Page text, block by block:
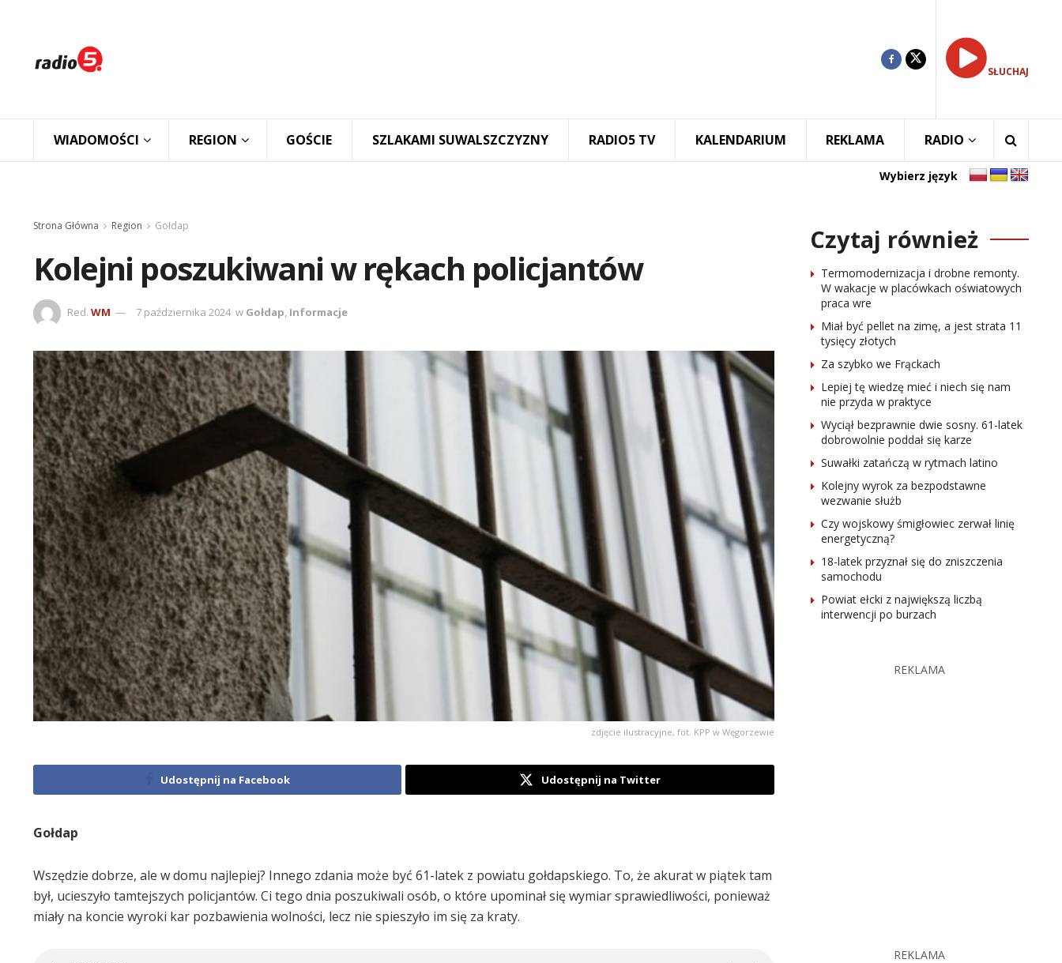
SŁUCHAJ
WIADOMOŚCI REGION GOŚCIE SZLAKAMI SUWALSZCZYZNY RADIO5 TV KALENDARIUM REKLAMA RADIO
Wybierz język
Strona Główna Region Gołdap
Kolejni poszukiwani w rękach policjantów
Red. WM 7 października 2024 w Gołdap, Informacje
zdjęcie ilustracyjne, fot. KPP w Węgorzewie
Udostępnij na Facebook Udostępnij na Twitter
Gołdap
Wszędzie dobrze, ale w domu najlepiej? Innego zdania może być 61-latek z powiatu gołdapskiego. To, że akurat w piątek tam
był, ucieszyło tamtejszych policjantów. Ci tego dnia poszukiwali osób, o które upominał się wymiar sprawiedliwości, ponieważ
miały na koncie wyroki kar pozbawienia wolności, lecz nie spieszyło im się za kraty.
Czytaj również
Termomodernizacja i drobne remonty.
W wakacje w placówkach oświatowych
praca wre
Miał być pellet na zimę, a jest strata 11
tysięcy złotych
Za szybko we Frąckach
Lepiej tę wiedzę mieć i niech się nam
nie przyda w praktyce
Wyciął bezprawnie dwie sosny. 61-latek
dobrowolnie poddał się karze
Suwałki zatańczą w rytmach latino
Kolejny wyrok za bezpodstawne
wezwanie służb
Czy wojskowy śmigłowiec zerwał linię
energetyczną?
18-latek przyznał się do zniszczenia
samochodu
Powiat ełcki z największą liczbą
interwencji po burzach
REKLAMA
REKLAMA